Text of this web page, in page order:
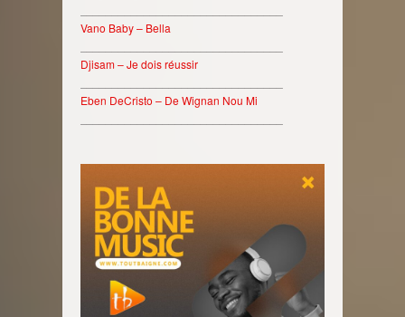
Vano Baby – Bella
Djisam – Je dois réussir
Eben DeCristo – De Wignan Nou Mi